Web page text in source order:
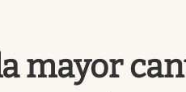
mayor